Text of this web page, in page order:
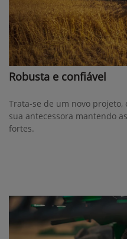
Robusta e confiável
Trata-se de um novo projeto,
sua antecessora mantendo
fortes.